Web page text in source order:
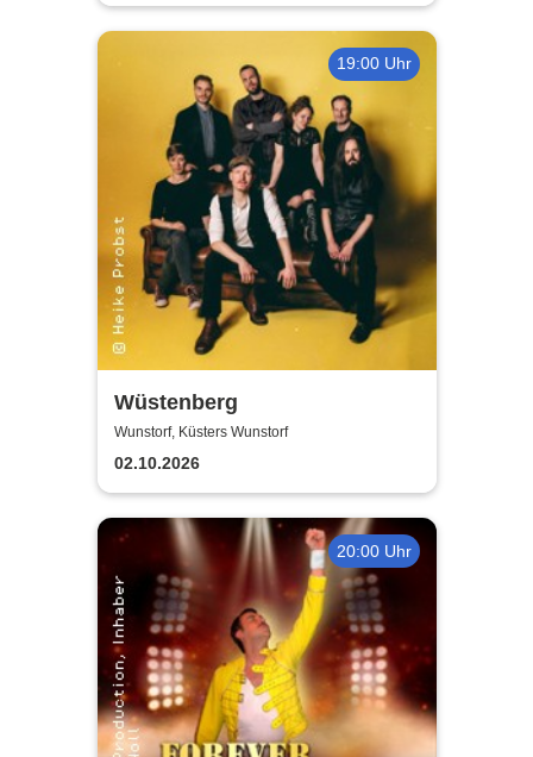
19:00 Uhr
Wüstenberg
Wunstorf, Küsters Wunstorf
02.10.2026
20:00 Uhr